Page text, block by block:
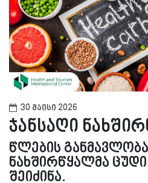
30 მაისი 2026
ჯანსაღი
წლების
ნახშირწყალმა
შეიძინა.